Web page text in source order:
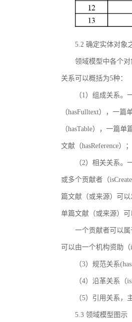
5.2 确定实体对象
领域模型中各个
关系可以概括为5种：
（1）组成关系
（hasFulltext），一
（hasTable），一篇
文献（hasReference）；
（2）相关关系
或多个贡献者（
篇文献（或来源）可
单篇文献（或来源）可
一个贡献者可以
可以由一个机构资助（
（3）规范关系
（4）沿革关系
（5）引用关系，
5.3 领域模型图示